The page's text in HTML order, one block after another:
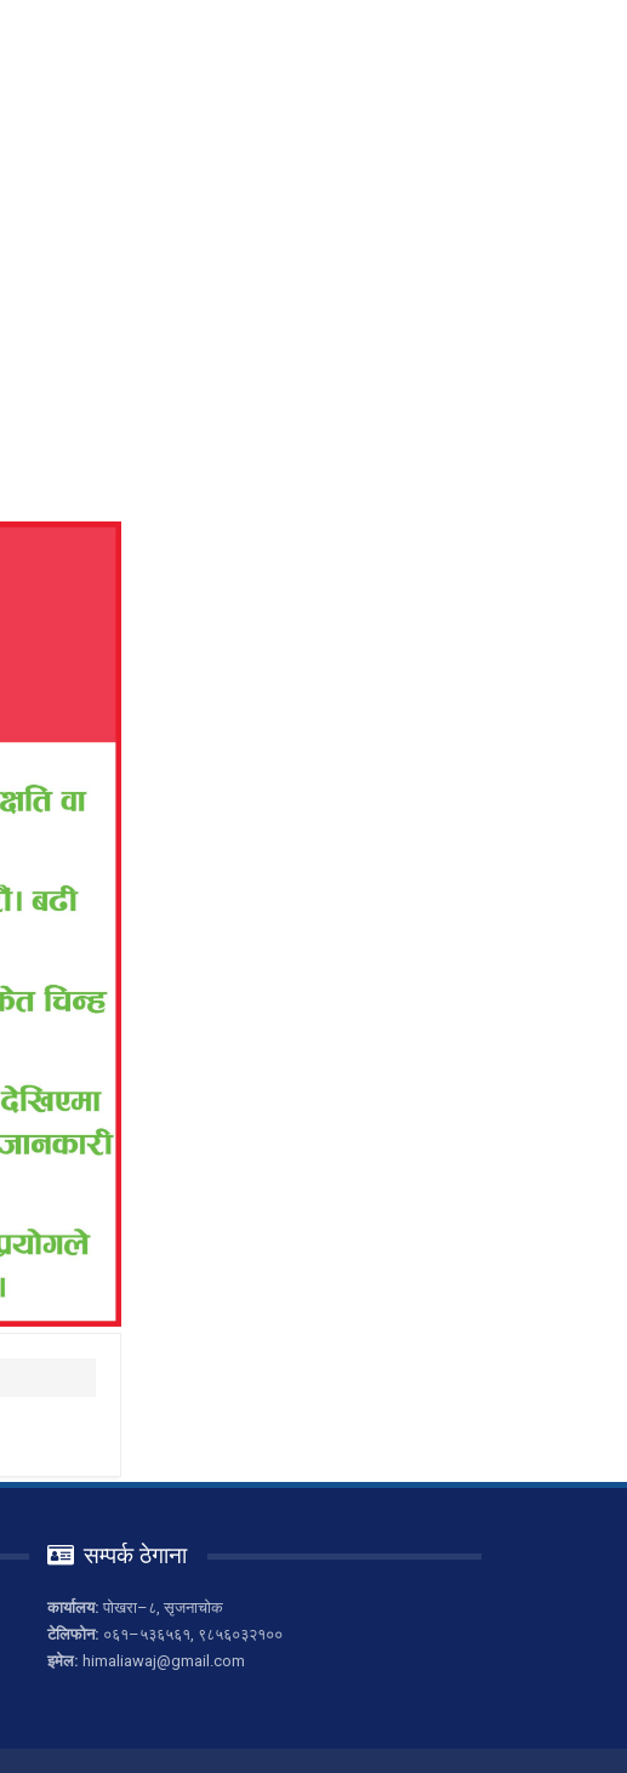
सम्पर्क ठेगाना
कार्यालय: पोखरा–८, सृजनाचोक
टेलिफोन: ०६१–५३६५६१, ९८५६०३२१००
इमेल: himaliawaj@gmail.com